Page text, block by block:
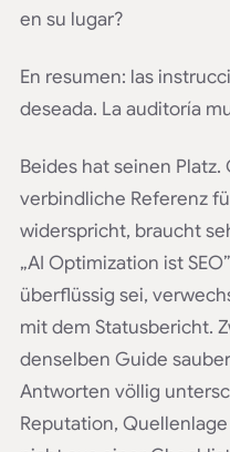
en su lugar?
En resumen: las
deseada. La auditoría
Beides hat seinen
verbindliche Referenz
widerspricht, braucht
„AI Optimization ist
überflüssig sei,
mit dem Statusbericht.
denselben Guide
Antworten völlig
Reputation,